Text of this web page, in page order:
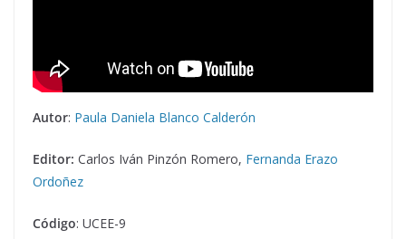
Autor: Paula Daniela Blanco Calderón
Editor: Carlos Iván Pinzón Romero, Fernanda Erazo
Ordoñez
Código: UCEE-9